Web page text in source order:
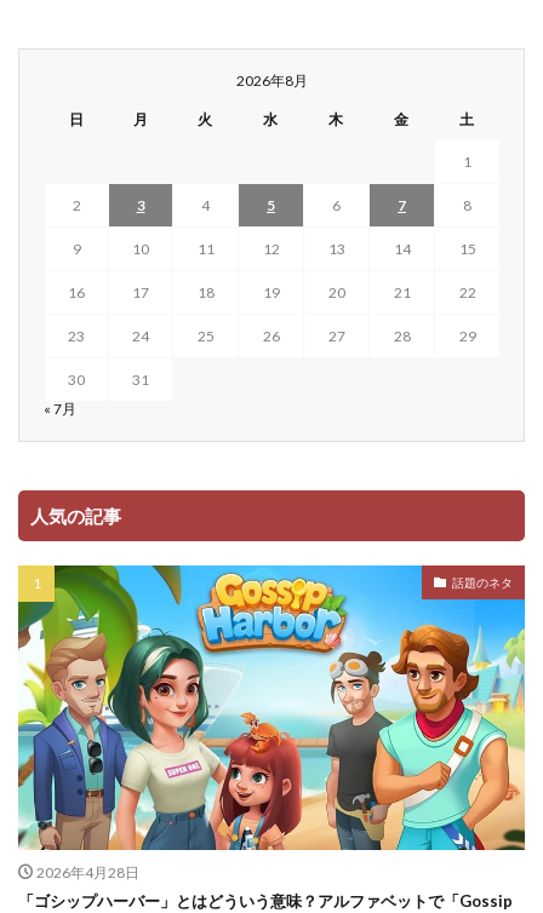
2026年8月
日 月 火 水 木 金 土
1
2 3 4 5 6 7 8
9 10 11 12 13 14 15
16 17 18 19 20 21 22
23 24 25 26 27 28 29
30
31
« 7月
人気の記事
話題のネタ
2026年4月28日
「ゴシップハーバー」とはどういう意味？アルファベットで「Gossip